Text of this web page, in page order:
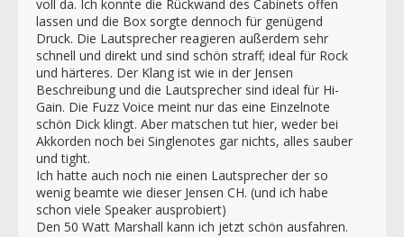
voll da. Ich konnte die Rückwand des Cabinets offen
lassen und die Box sorgte dennoch für genügend
Druck. Die Lautsprecher reagieren außerdem sehr
schnell und direkt und sind schön straff; ideal für Rock
und härteres. Der Klang ist wie in der Jensen
Beschreibung und die Lautsprecher sind ideal für Hi-
Gain. Die Fuzz Voice meint nur das eine Einzelnote
schön Dick klingt. Aber matschen tut hier, weder bei
Akkorden noch bei Singlenotes gar nichts, alles sauber
und tight.
Ich hatte auch noch nie einen Lautsprecher der so
wenig beamte wie dieser Jensen CH. (und ich habe
schon viele Speaker ausprobiert)
Den 50 Watt Marshall kann ich jetzt schön ausfahren.